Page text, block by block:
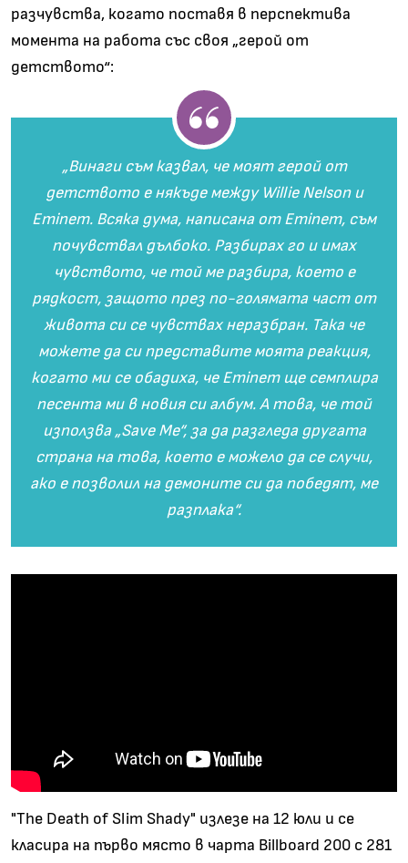
разчувства, когато поставя в перспектива
момента на работа със своя „герой от
детството“:
„Винаги съм казвал, че моят герой от
детството е някъде между Willie Nelson и
Eminem. Всяка дума, написана от Eminem, съм
почувствал дълбоко. Разбирах го и имах
чувството, че той ме разбира, което е
рядкост, защото през по-голямата част от
живота си се чувствах неразбран. Така че
можете да си представите моята реакция,
когато ми се обадиха, че Eminem ще семплира
песента ми в новия си албум. А това, че той
използва „Save Me“, за да разгледа другата
страна на това, което е можело да се случи,
ако е позволил на демоните си да победят, ме
разплака“.
"The Death of Slim Shady" излезе на 12 юли и се
класира на първо място в чарта Billboard 200 с 281